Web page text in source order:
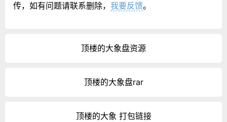
传，如有问题请联系删除， 我要反馈。
顶楼的大象盘资源
顶楼的大象盘rar
顶楼的大象 打包链接